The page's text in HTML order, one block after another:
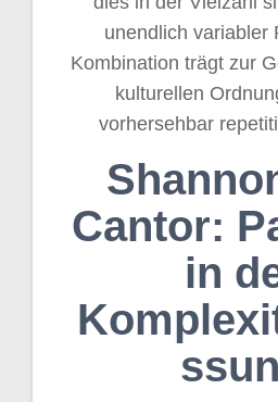
unendlich variabler
Kombination trägt zur
kulturellen
vorhersehbar
Cantor:
in